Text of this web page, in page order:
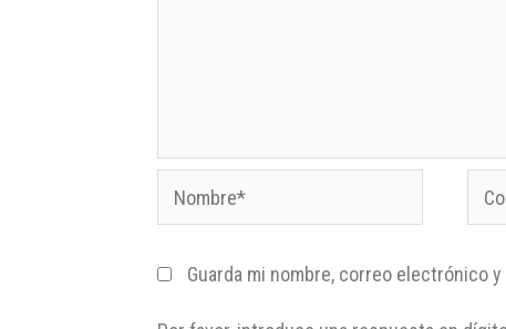
Guarda mi nombre, correo electrónico